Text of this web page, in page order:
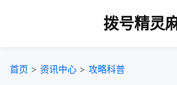
拨号精灵
首页 > 资讯中心 > 攻略科普